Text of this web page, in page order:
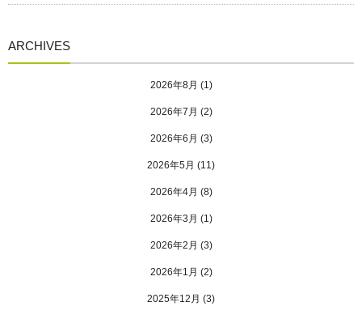
ARCHIVES
2026年8月 (1)
2026年7月 (2)
2026年6月 (3)
2026年5月 (11)
2026年4月 (8)
2026年3月 (1)
2026年2月 (3)
2026年1月 (2)
2025年12月 (3)